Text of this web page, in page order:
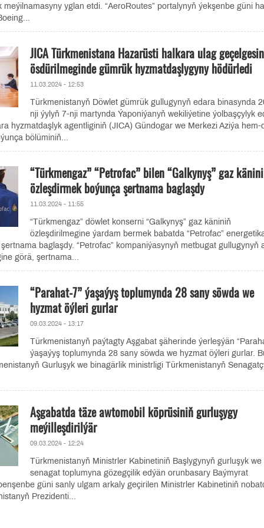
meýilnamasyny yglan etdi. “AeroRoutes” portalynyň ýekşenbe güni
JICA Türkmenistana Hazarüsti halkara ulag
ösdürilmeginde gümrük hyzmatdaşlygyny hödürledi
11.03.2024 - 12:53
Türkmenistanyň Döwlet gümrük gullugynyň edara binasynda
nji ýylyň 7-nji martynda Ýaponiýanyň wekiliýetine ýolbaşçylyk
hyzmatdaşlyk agentliginiň (JICA) Gündogar we Merkezi Aziýa hem-
bölüminiň...
“Türkmengaz” “Petrofac” bilen “Galkynyş” gaz känini
özleşdirmek boýunça şertnama baglaşdy
11.03.2024 - 11:55
“Türkmengaz” döwlet konserni “Galkynyş” gaz käniniň
özleşdirilmegine ýardam bermek babatda “Petrofac”
baglaşdy. “Petrofac” kompaniýasynyň metbugat gullugynyň
görä, şertnama...
“Parahat-7” ýaşaýyş toplumynda 28 sany söwda we
hyzmat öýleri gurlar
09.03.2024 - 13:17
Türkmenistanyň paýtagty Aşgabat şäherinde ýerleşýän
ýaşaýyş toplumynda 28 sany söwda we hyzmat öýleri gurlar.
Gurluşyk we binagärlik ministrligi Türkmenistanyň
Aşgabatda täze awtomobil köprüsiniň gurluşygy
meýilleşdirilýär
09.03.2024 - 12:24
Türkmenistanyň Ministrler Kabinetiniň Başlygynyň gurluşyk we
senagat toplumyna gözegçilik edýän orunbasary Baýmyrat
güni sanly ulgam arkaly geçirilen Ministrler Kabinetiniň
Prezidenti...